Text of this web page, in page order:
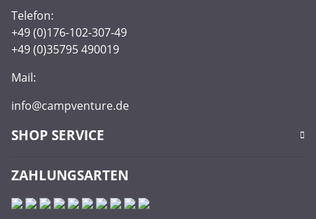
Telefon:
+49 (0)176-102-307-49
+49 (0)35795 490019
Mail:
info@campventure.de
SHOP SERVICE
ZAHLUNGSARTEN